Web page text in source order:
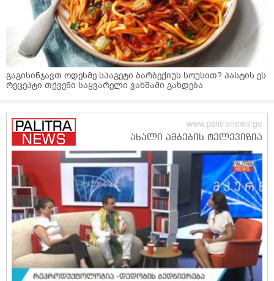
გაგისინჯავთ ოდესმე სპაგეტი ბარბექიუს სოუსით? პასტის ეს
რეცეპტი თქვენი საყვარელი ვახშამი გახდება